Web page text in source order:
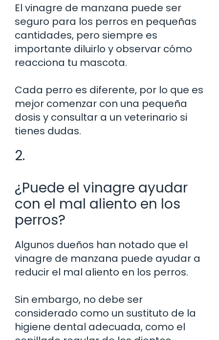
El vinagre de manzana puede ser
seguro para los perros en pequeñas
cantidades, pero siempre es
importante diluirlo y observar cómo
reacciona tu mascota.
Cada perro es diferente, por lo que es
mejor comenzar con una pequeña
dosis y consultar a un veterinario si
tienes dudas.
2.
¿Puede el vinagre ayudar
con el mal aliento en los
perros?
Algunos dueños han notado que el
vinagre de manzana puede ayudar a
reducir el mal aliento en los perros.
Sin embargo, no debe ser
considerado como un sustituto de la
higiene dental adecuada, como el